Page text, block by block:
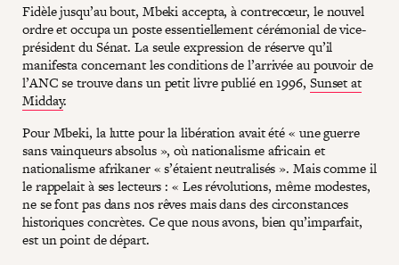
Fidèle jusqu’au bout, Mbeki accepta, à contrecœur, le nouvel
ordre et occupa un poste essentiellement cérémonial de vice-
président du Sénat. La seule expression de réserve qu’il
manifesta concernant les conditions de l’arrivée au pouvoir de
l’ANC se trouve dans un petit livre publié en 1996, Sunset at
Midday.
Pour Mbeki, la lutte pour la libération avait été « une guerre
sans vainqueurs absolus », où nationalisme africain et
nationalisme afrikaner « s’étaient neutralisés ». Mais comme il
le rappelait à ses lecteurs : « Les révolutions, même modestes,
ne se font pas dans nos rêves mais dans des circonstances
historiques concrètes. Ce que nous avons, bien qu’imparfait,
est un point de départ.